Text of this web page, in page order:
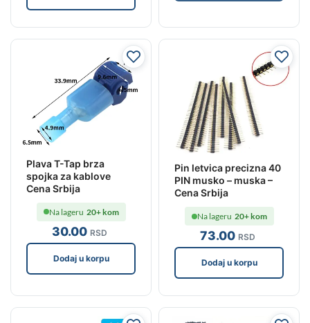
Plava T-Tap brza
spojka za kablove
Cena Srbija
30.00 RSD
Na lageru 20+ kom
Dodaj u korpu
Pin letvica precizna 40
PIN musko – muska –
Cena Srbija
73.00 RSD
Na lageru 20+ kom
Dodaj u korpu